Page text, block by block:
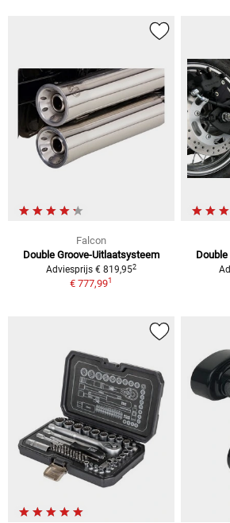
Falcon
Double Groove-Uitlaatsysteem
Adviesprijs € 819,952
€ 777,991